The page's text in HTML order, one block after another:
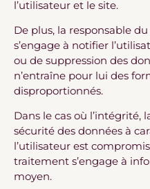
l’utilisateur et le site.
De plus, la responsable
s’engage à notifier
ou de suppression des
n’entraîne pour lui des
disproportionnés.
Dans le cas où l’intégrité,
sécurité des données à
l’utilisateur est
traitement s’engage à
moyen.